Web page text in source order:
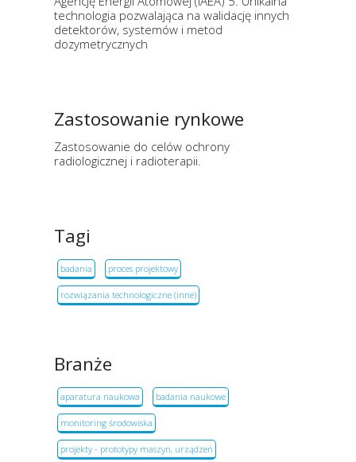
technologia pozwalająca na walidację innych
detektorów, systemów i metod
dozymetrycznych
Zastosowanie rynkowe
Zastosowanie do celów ochrony
radiologicznej i radioterapii.
Tagi
badania proces projektowy
rozwiązania technologiczne (inne)
Branże
aparatura naukowa badania naukowe
monitoring środowiska
projekty - prototypy maszyn, urządzeń